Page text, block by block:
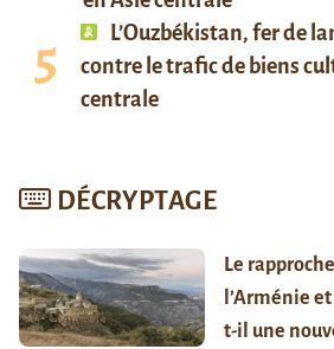
L’Ouzbékistan, fer de
contre le trafic de biens
centrale
DÉCRYPTAGE
Le
l’Arménie
t-il une